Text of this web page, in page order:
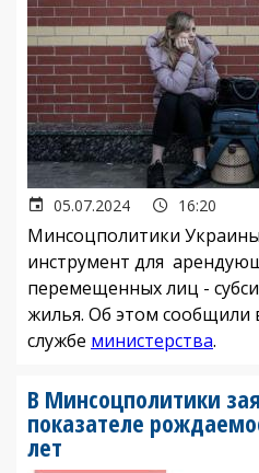
05.07.2024 16:20
Минсоцполитики
инструмент для
перемещенных лиц -
жилья. Об этом сообщили
службе министерства.
В Минсоцполитики
показателе
лет